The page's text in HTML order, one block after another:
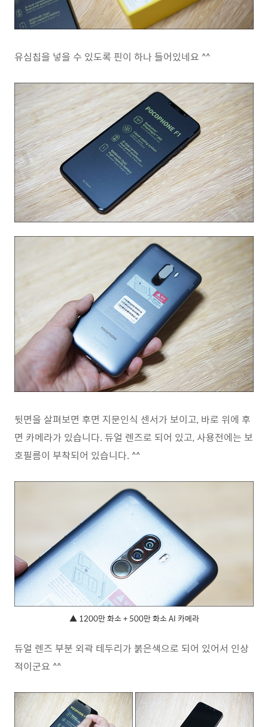
유심칩을 넣을 수 있도록 핀이 하나 들어있네요 ^^
뒷면을 살펴보면 후면 지문인식 센서가 보이고, 바로 위에 후
면 카메라가 있습니다. 듀얼 렌즈로 되어 있고, 사용전에는 보
호필름이 부착되어 있습니다. ^^
▲ 1200만 화소 + 500만 화소 AI 카메라
듀얼 렌즈 부분 외곽 테두리가 붉은색으로 되어 있어서 인상
적이군요 ^^